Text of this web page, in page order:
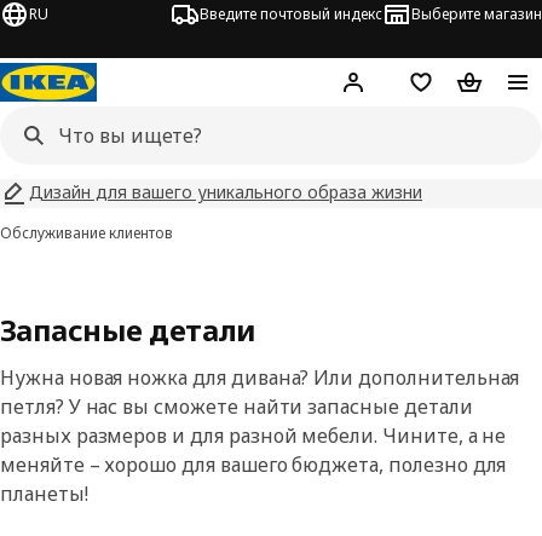
RU Введите почтовый индекс Выберите магазин
Hej! ВойтиСписокКорзина
Дизайн для вашего уникального образа жизни
Обслуживание клиентов
Запасные детали
Нужна новая ножка для дивана? Или дополнительная
петля? У нас вы сможете найти запасные детали
разных размеров и для разной мебели. Чините, а не
меняйте – хорошо для вашего бюджета, полезно для
планеты!